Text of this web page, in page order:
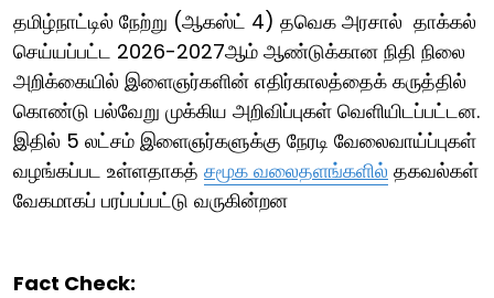
தமிழ்நாட்டில் நேற்று (ஆகஸ்ட் 4) தவெக அரசால் தாக்கல்
செய்யப்பட்ட 2026-2027ஆம் ஆண்டுக்கான நிதி நிலை
அறிக்கையில் இளைஞர்களின் எதிர்காலத்தைக் கருத்தில்
கொண்டு பல்வேறு முக்கிய அறிவிப்புகள் வெளியிடப்பட்டன.
இதில் 5 லட்சம் இளைஞர்களுக்கு நேரடி வேலைவாய்ப்புகள்
வழங்கப்பட உள்ளதாகத் சமூக வலைதளங்களில் தகவல்கள்
வேகமாகப் பரப்பப்பட்டு வருகின்றன
Fact Check: